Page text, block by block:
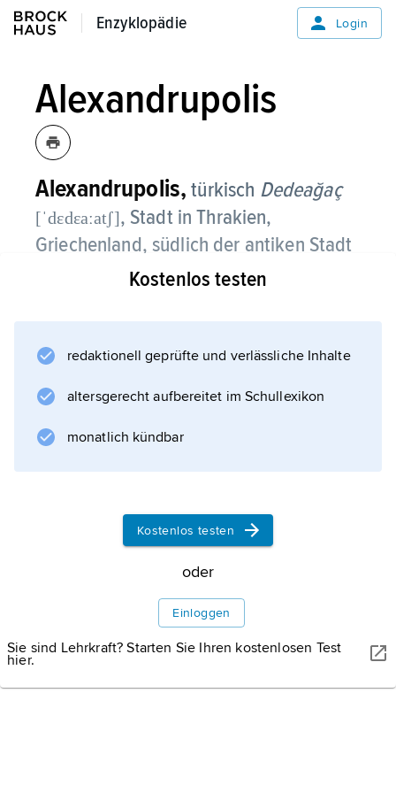
Enzyklopädie
Enzyklopädie Login
Alexandrupolis
Alexandrupolis, türkisch Dedeağaç
[ˈdεdεaːatʃ], Stadt in Thrakien,
Griechenland, südlich der antiken Stadt
Traianopolis, 66 100 Einwohner;
zur Insel Samothrake, internationaler
Kostenlos testen
redaktionell geprüfte und verlässliche Inhalte
altersgerecht aufbereitet im Schullexikon
monatlich kündbar
Kostenlos testen
oder
Einloggen
Sie sind Lehrkraft? Starten Sie Ihren kostenlosen Test
hier.